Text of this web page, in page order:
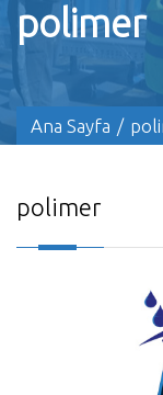
polimer
Ana Sayfa /
polimer